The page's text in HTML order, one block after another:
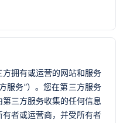
拥有或运营的网站和服务
服务”）。您在第三方服务
第三方服务收集的任何信息
者或运营商，并受所有者